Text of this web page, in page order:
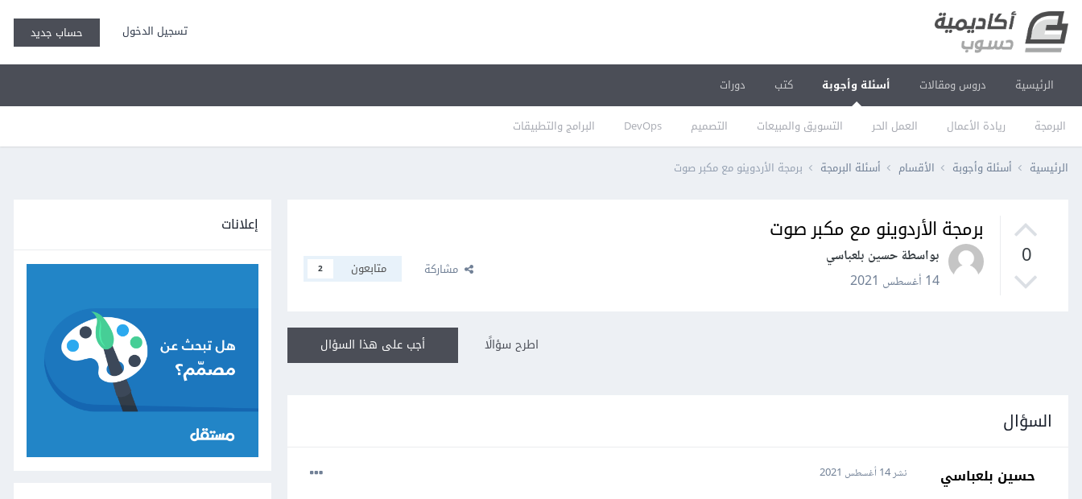
تسجيل الدخول حساب جديد
الرئيسية دروس ومقالات أسئلة وأجوبة
البرمجة ريادة الأعمال العمل الحر التسويق والمبيعات التصميم DevOps البرامج والتطبيقات
كتب دورات
الرئيسية أسئلة وأجوبة الأقسام أسئلة البرمجة برمجة الأردوينو مع مكبر صوت
0
برمجة الأردوينو مع مكبر صوت
بواسطة حسين بلعباسي
14 أغسطس 2021
مشاركة متابعون 2
أجب على هذا السؤال اطرح سؤالًا
السؤال
حسين بلعباسي نشر14 أغسطس 2021
إعلانات